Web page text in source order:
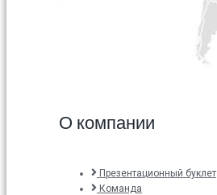
О компании
Презентационный буклет
Команда